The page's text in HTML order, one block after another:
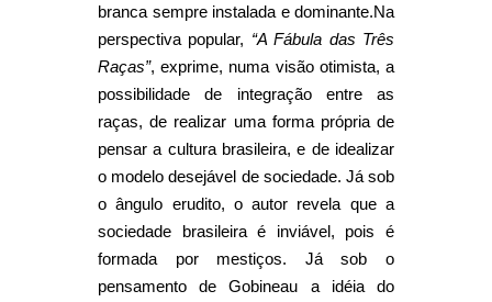
branca sempre instalada e dominante.Na
perspectiva popular, “A Fábula das Três
Raças”, exprime, numa visão otimista, a
possibilidade de integração entre as
raças, de realizar uma forma própria de
pensar a cultura brasileira, e de idealizar
o modelo desejável de sociedade. Já sob
o ângulo erudito, o autor revela que a
sociedade brasileira é inviável, pois é
formada por mestiços. Já sob o
pensamento de Gobineau a idéia do